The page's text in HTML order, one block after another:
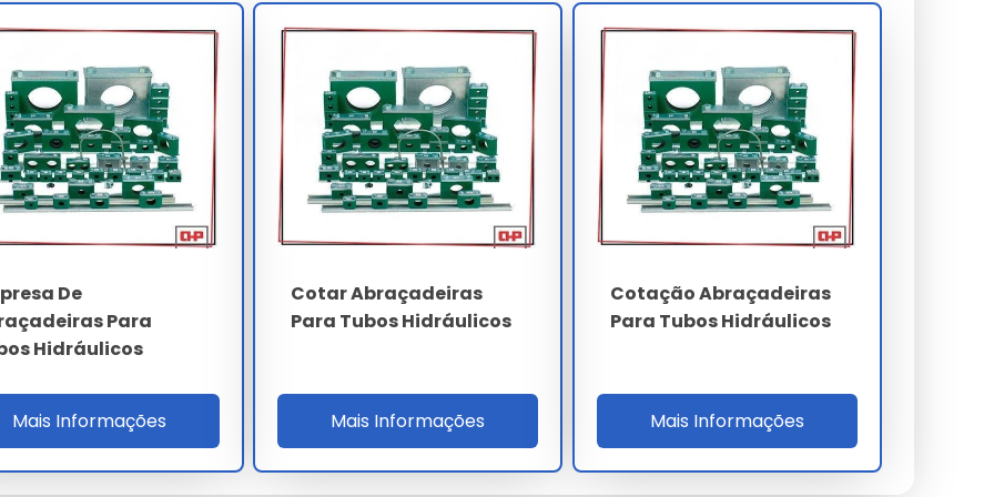
mangueira hidráulica
leva em conta a complexidade
com propostas personalizadas para garantir o melhor
Para Mangueira Hidráulica
a aquisição através de canais oficiais e fornecedores
na escolha do preço abraçadeira para mangueira
performance superior às alternativas comuns.
De
Para
Hidráulicos
Mais Informações
Cotar Abraçadeiras
Para Tubos Hidráulicos
Mais Informações
Cotação Abraçadeiras
Para Tubos Hidráulicos
Mais Informações